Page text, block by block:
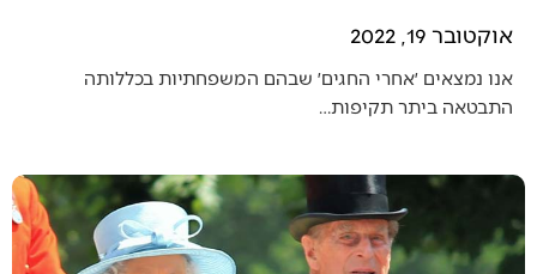
אוקטובר 19, 2022
אנו נמצאים ׳אחרי החגים׳ שבהם המשפחתיות בכללותה
התבטאה ביתר תקיפות…